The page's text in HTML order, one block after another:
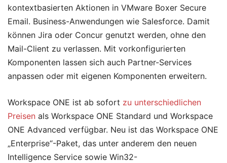
kontextbasierten Aktionen in VMware Boxer Secure
Email. Business-Anwendungen wie Salesforce. Damit
können Jira oder Concur genutzt werden, ohne den
Mail-Client zu verlassen. Mit vorkonfigurierten
Komponenten lassen sich auch Partner-Services
anpassen oder mit eigenen Komponenten erweitern.
Workspace ONE ist ab sofort zu unterschiedlichen
Preisen als Workspace ONE Standard und Workspace
ONE Advanced verfügbar. Neu ist das Workspace ONE
„Enterprise“-Paket, das unter anderem den neuen
Intelligence Service sowie Win32-